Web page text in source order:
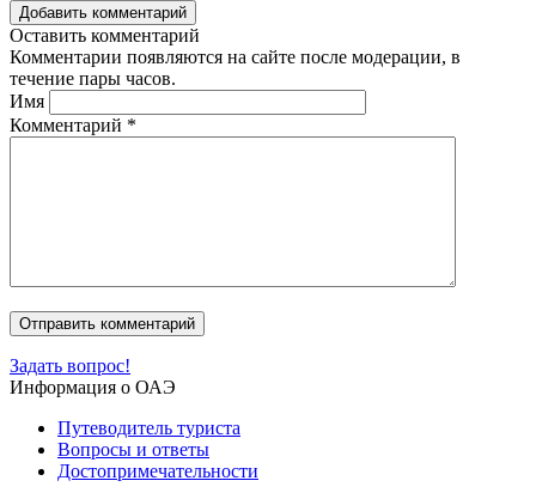
Добавить комментарий
Оставить комментарий
Комментарии появляются на сайте после модерации, в
течение пары часов.
Имя
Комментарий *
Задать вопрос!
Информация о ОАЭ
Путеводитель туриста
Вопросы и ответы
Достопримечательности